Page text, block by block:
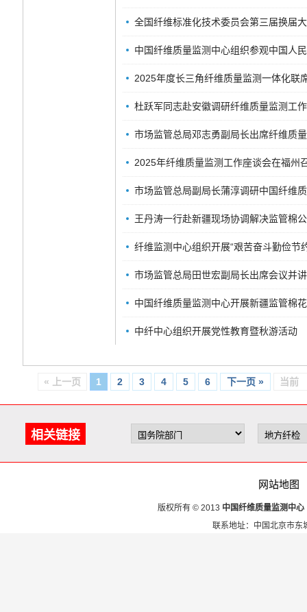
全国纤维标准化技术委员会第三届换届
中国纤维质量监测中心组织参观中国人
2025年度长三角纤维质量监测一体化联
杜跃军同志赴安徽调研纤维质量监测工作
市场监管总局邓志勇副局长出席纤维质
2025年纤维质量监测工作座谈会在福州
市场监管总局副局长蒲淳调研中国纤维
王丹涛一行赴新疆现场协调解决监管棉
纤维监测中心组织开展“艰苦奋斗勤俭节
市场监管总局田世宏副局长出席会议并
中国纤维质量监测中心开展新疆监管棉
中纤中心组织开展党性教育暨秋游活动
« 上一页 1 2 3 4 5 6 下一页 » 当前
相关链接
网站地图
版权所有 © 2013 中国纤维质量监测中心
联系地址：中国北京市东